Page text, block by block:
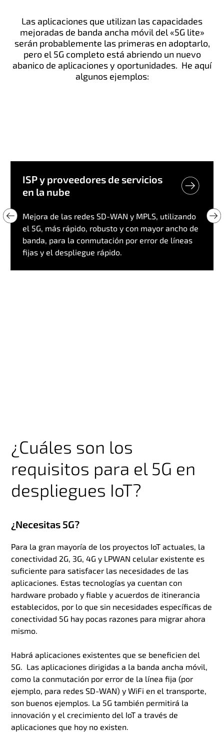
Las aplicaciones que utilizan las capacidades
mejoradas de banda ancha móvil del «5G lite»
serán probablemente las primeras en adoptarlo,
pero el 5G completo está abriendo un nuevo
abanico de aplicaciones y oportunidades. He aquí
algunos ejemplos:
ISP y proveedores de servicios
en la nube
Mejora de las redes SD-WAN y MPLS, utilizando
el 5G, más rápido, robusto y con mayor ancho de
banda, para la conmutación por error de líneas
fijas y el despliegue rápido.
¿Cuáles son los
requisitos para el 5G en
despliegues IoT?
¿Necesitas 5G?
Para la gran mayoría de los proyectos IoT actuales, la
conectividad 2G, 3G, 4G y LPWAN celular existente es
suficiente para satisfacer las necesidades de las
aplicaciones. Estas tecnologías ya cuentan con
hardware probado y fiable y acuerdos de itinerancia
establecidos, por lo que sin necesidades específicas de
conectividad 5G hay pocas razones para migrar ahora
mismo.
Habrá aplicaciones existentes que se beneficien del
5G. Las aplicaciones dirigidas a la banda ancha móvil,
como la conmutación por error de la línea fija (por
ejemplo, para redes SD-WAN) y WiFi en el transporte,
son buenos ejemplos. La 5G también permitirá la
innovación y el crecimiento del IoT a través de
aplicaciones que hoy no existen.